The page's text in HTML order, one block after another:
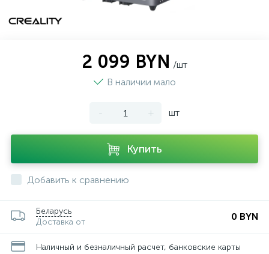
2 099 BYN /шт
В наличии мало
- + шт
Купить
Добавить к сравнению
Беларусь
Доставка от
0 BYN
Наличный и безналичный расчет, банковские карты